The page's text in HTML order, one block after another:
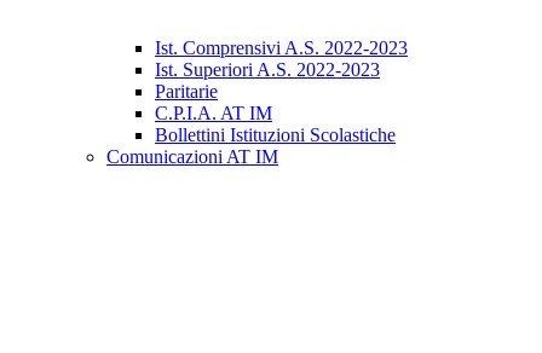
Ist. Comprensivi A.S. 2022-2023
Ist. Superiori A.S. 2022-2023
Paritarie
C.P.I.A. AT IM
Bollettini Istituzioni Scolastiche
Comunicazioni AT IM